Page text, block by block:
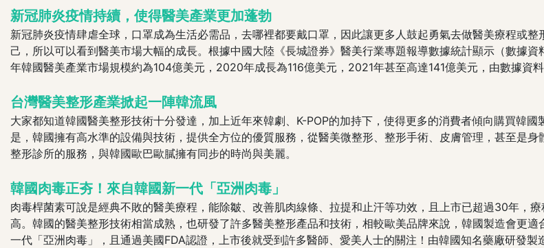
新冠肺炎疫情持續，使得醫美產業更加蓬勃
新冠肺炎疫情肆虐全球，口罩成為生活必需品，去哪裡都要戴口罩，因此讓更多人鼓起勇氣去做醫美療程或
己，所以可以看到醫美市場大幅的成長。根據中國大陸《長城證券》醫美行業專題報導數據統計顯示（數據
年韓國醫美產業市場規模約為104億美元，2020年成長為116億美元，2021年甚至高達141億美元，由數據資
台灣醫美整形產業掀起一陣韓流風
大家都知道韓國醫美整形技術十分發達，加上近年來韓劇、K-POP的加持下，使得更多的消費者傾向購買韓
是，韓國擁有高水準的設備與技術，提供全方位的優質服務，從醫美微整形、整形手術、皮膚管理，甚至是
整形診所的服務，與韓國歐巴歐膩擁有同步的時尚與美麗。
韓國肉毒正夯！來自韓國新一代「亞洲肉毒」
肉毒桿菌素可說是經典不敗的醫美療程，能除皺、改善肌肉線條、拉提和止汗等功效，且上市已超過30年，
高。韓國的醫美整形技術相當成熟，也研發了許多醫美整形產品和技術，相較歐美品牌來說，韓國製造會更
一代「亞洲肉毒」，且通過美國FDA認證，上市後就受到許多醫師、愛美人士的關注！由韓國知名藥廠研發